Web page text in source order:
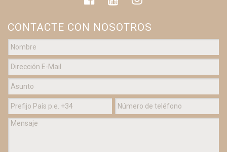
CONTACTE CON NOSOTROS